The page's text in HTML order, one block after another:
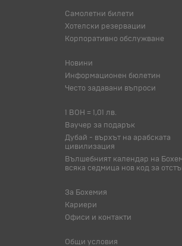
Самолетни билети
Хотелски резервации
Корпоративно обслужване
Новини
Информационен бюлетин
Често задавани въпроси
1 BOH = 1,01 лв.
Ваучер за подарък
Дубай - върхът на арабската
цивилизация
Вълшебният календар на
всяка седмица нов код за
За Бохемия
Кариери
Офиси и контакти
Общи условия